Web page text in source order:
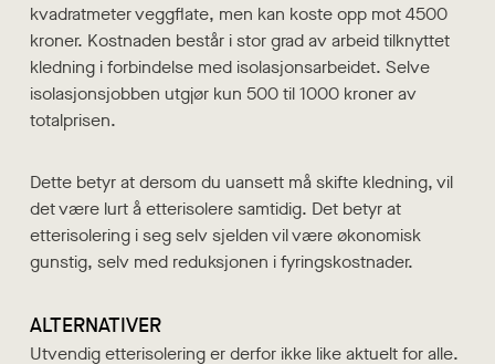
kvadratmeter veggflate, men kan koste opp mot 4500
kroner. Kostnaden består i stor grad av arbeid tilknyttet
kledning i forbindelse med isolasjonsarbeidet. Selve
isolasjonsjobben utgjør kun 500 til 1000 kroner av
totalprisen.
Dette betyr at dersom du uansett må skifte kledning, vil
det være lurt å etterisolere samtidig. Det betyr at
etterisolering i seg selv sjelden vil være økonomisk
gunstig, selv med reduksjonen i fyringskostnader.
ALTERNATIVER
Utvendig etterisolering er derfor ikke like aktuelt for alle.